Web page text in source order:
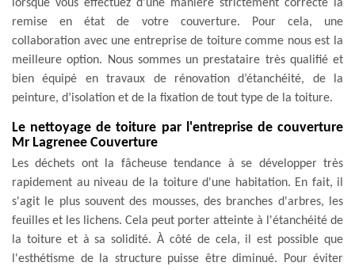
lorsque vous effectuez d’une manière strictement correcte la
remise en état de votre couverture. Pour cela, une
collaboration avec une entreprise de toiture comme nous est la
meilleure option. Nous sommes un prestataire très qualifié et
bien équipé en travaux de rénovation d’étanchéité, de la
peinture, d’isolation et de la fixation de tout type de la toiture.
Le nettoyage de toiture par l'entreprise de couverture
Mr Lagrenee Couverture
Les déchets ont la fâcheuse tendance à se développer très
rapidement au niveau de la toiture d'une habitation. En fait, il
s'agit le plus souvent des mousses, des branches d'arbres, les
feuilles et les lichens. Cela peut porter atteinte à l'étanchéité de
la toiture et à sa solidité. À côté de cela, il est possible que
l'esthétisme de la structure puisse être diminué. Pour éviter